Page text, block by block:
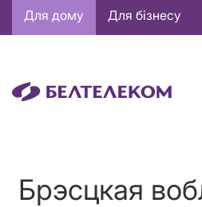
Основная
навигация
Для дому Для бізнесу
Брэсцкая